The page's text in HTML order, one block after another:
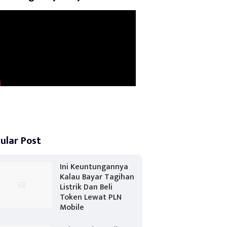
Post
Ini Keuntungannya
Kalau Bayar Tagihan
Listrik Dan Beli
Token Lewat PLN
Mobile